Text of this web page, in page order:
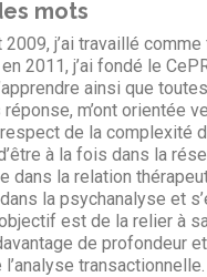
mots
2009, j’ai travaillé
en 2011, j’ai fondé le
ainsi que
m’ont orientée
de la complexité
à la fois dans la
dans la relation
la psychanalyse et
est de la relier à
de profondeur
l’analyse transactionnelle.